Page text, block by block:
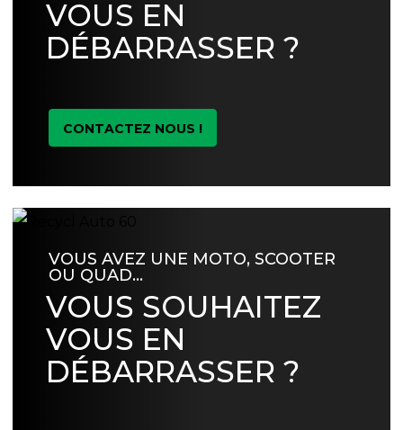
VOUS EN
DÉBARRASSER ?
CONTACTEZ NOUS !
VOUS AVEZ UNE MOTO, SCOOTER
OU QUAD…
VOUS SOUHAITEZ
VOUS EN
DÉBARRASSER ?